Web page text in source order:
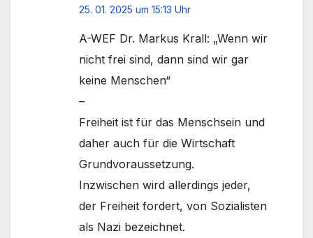
25. 01. 2025 um 15:13 Uhr
A-WEF Dr. Markus Krall: „Wenn wir
nicht frei sind, dann sind wir gar
keine Menschen“
–
Freiheit ist für das Menschsein und
daher auch für die Wirtschaft
Grundvoraussetzung.
Inzwischen wird allerdings jeder,
der Freiheit fordert, von Sozialisten
als Nazi bezeichnet.